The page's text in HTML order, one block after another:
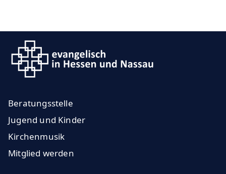
Beratungsstelle
Jugend und Kinder
Kirchenmusik
Mitglied werden